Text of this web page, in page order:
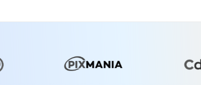
Oui (FaceTime HD)
Haut parleur(s) : Stéréo (Dolby Atmos et Audio spatial)